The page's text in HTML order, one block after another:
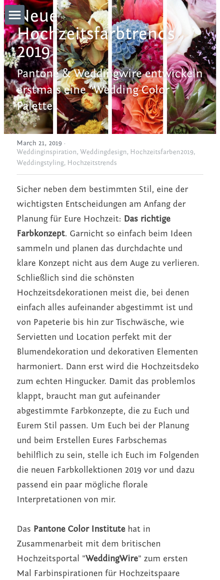
What We Do
Connect
Who We are
Gallery
WHO'S TALKING
what they say
Partners
Contact
Impressum
Datenschutz
Facebook
Instagram
Pinterest
Neue
Hochzeitsfarbtrends
2019
Pantone & Weddingwire entwickeln
erstmals eine "Wedding Color
Palette"
March 21, 2019 ·
Weddinginspiration, Weddingdesign, Hochzeitsfarben2019,
Weddingstyling, Hochzeitstrends
Sicher neben dem bestimmten Stil, eine der
wichtigsten Entscheidungen am Anfang der
Planung für Eure Hochzeit: Das richtige
Farbkonzept. Garnicht so einfach beim Ideen
sammeln und planen das durchdachte und
klare Konzept nicht aus dem Auge zu verlieren.
Schließlich sind die schönsten
Hochzeitsdekorationen meist die, bei denen
einfach alles aufeinander abgestimmt ist und
von Papeterie bis hin zur Tischwäsche, wie
Servietten und Location perfekt mit der
Blumendekoration und dekorativen Elementen
harmoniert. Dann erst wird die Hochzeitsdeko
zum echten Hingucker. Damit das problemlos
klappt, braucht man gut aufeinander
abgestimmte Farbkonzepte, die zu Euch und
Eurem Stil passen. Um Euch bei der Planung
und beim Erstellen Eures Farbschemas
behilflich zu sein, stelle ich Euch im Folgenden
die neuen Farbkollektionen 2019 vor und dazu
passend ein paar mögliche florale
Interpretationen von mir.
Das Pantone Color Institute hat in
Zusammenarbeit mit dem britischen
Hochzeitsportal "WeddingWire" zum ersten
Mal Farbinspirationen für Hochzeitspaare